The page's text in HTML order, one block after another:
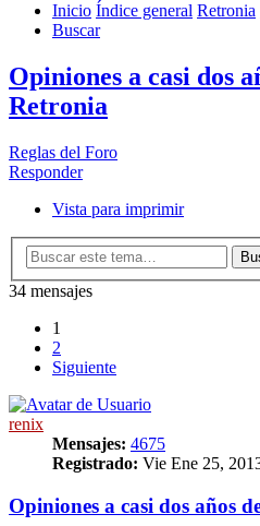
Inicio Índice general Retronia
Buscar
Opiniones a casi dos
Retronia
Reglas del Foro
Responder
Vista para imprimir
34 mensajes
1
2
Siguiente
renix
Mensajes: 4675
Registrado: Vie Ene 25,
Opiniones a casi dos años